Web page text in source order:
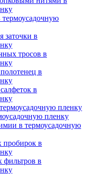
термоусадочную
заточки в
тросов в
в
в
пленку
пленку
в термоусадочную
пробирок в
фильтров в